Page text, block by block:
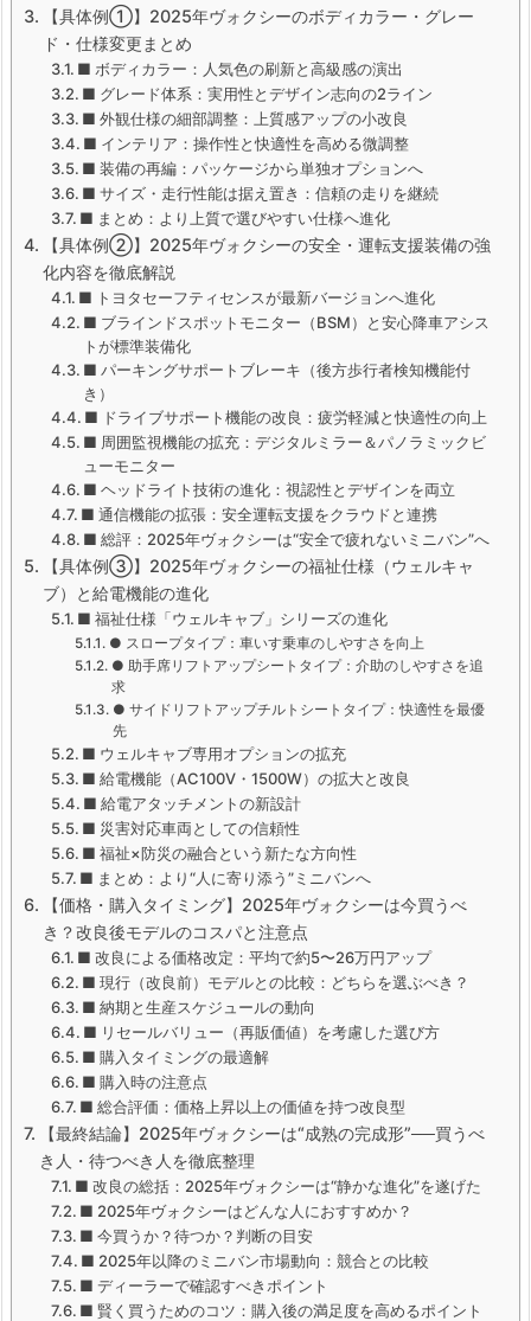
【具体例①】2025年ヴォクシーのボディカラー・グレー
ド・仕様変更まとめ
■ ボディカラー：人気色の刷新と高級感の演出
■ グレード体系：実用性とデザイン志向の2ライン
■ 外観仕様の細部調整：上質感アップの小改良
■ インテリア：操作性と快適性を高める微調整
■ 装備の再編：パッケージから単独オプションへ
■ サイズ・走行性能は据え置き：信頼の走りを継続
■ まとめ：より上質で選びやすい仕様へ進化
【具体例②】2025年ヴォクシーの安全・運転支援装備の強
化内容を徹底解説
■ トヨタセーフティセンスが最新バージョンへ進化
■ ブラインドスポットモニター（BSM）と安心降車アシス
トが標準装備化
■ パーキングサポートブレーキ（後方歩行者検知機能付
き）
■ ドライブサポート機能の改良：疲労軽減と快適性の向上
■ 周囲監視機能の拡充：デジタルミラー＆パノラミックビ
ューモニター
■ ヘッドライト技術の進化：視認性とデザインを両立
■ 通信機能の拡張：安全運転支援をクラウドと連携
■ 総評：2025年ヴォクシーは“安全で疲れないミニバン”へ
【具体例③】2025年ヴォクシーの福祉仕様（ウェルキャ
ブ）と給電機能の進化
■ 福祉仕様「ウェルキャブ」シリーズの進化
● スロープタイプ：車いす乗車のしやすさを向上
● 助手席リフトアップシートタイプ：介助のしやすさを追
求
● サイドリフトアップチルトシートタイプ：快適性を最優
先
■ ウェルキャブ専用オプションの拡充
■ 給電機能（AC100V・1500W）の拡大と改良
■ 給電アタッチメントの新設計
■ 災害対応車両としての信頼性
■ 福祉×防災の融合という新たな方向性
■ まとめ：より“人に寄り添う”ミニバンへ
【価格・購入タイミング】2025年ヴォクシーは今買うべ
き？改良後モデルのコスパと注意点
■ 改良による価格改定：平均で約5〜26万円アップ
■ 現行（改良前）モデルとの比較：どちらを選ぶべき？
■ 納期と生産スケジュールの動向
■ リセールバリュー（再販価値）を考慮した選び方
■ 購入タイミングの最適解
■ 購入時の注意点
■ 総合評価：価格上昇以上の価値を持つ改良型
【最終結論】2025年ヴォクシーは“成熟の完成形”──買うべ
き人・待つべき人を徹底整理
■ 改良の総括：2025年ヴォクシーは“静かな進化”を遂げた
■ 2025年ヴォクシーはどんな人におすすめか？
■ 今買うか？待つか？判断の目安
■ 2025年以降のミニバン市場動向：競合との比較
■ ディーラーで確認すべきポイント
■ 賢く買うためのコツ：購入後の満足度を高めるポイント